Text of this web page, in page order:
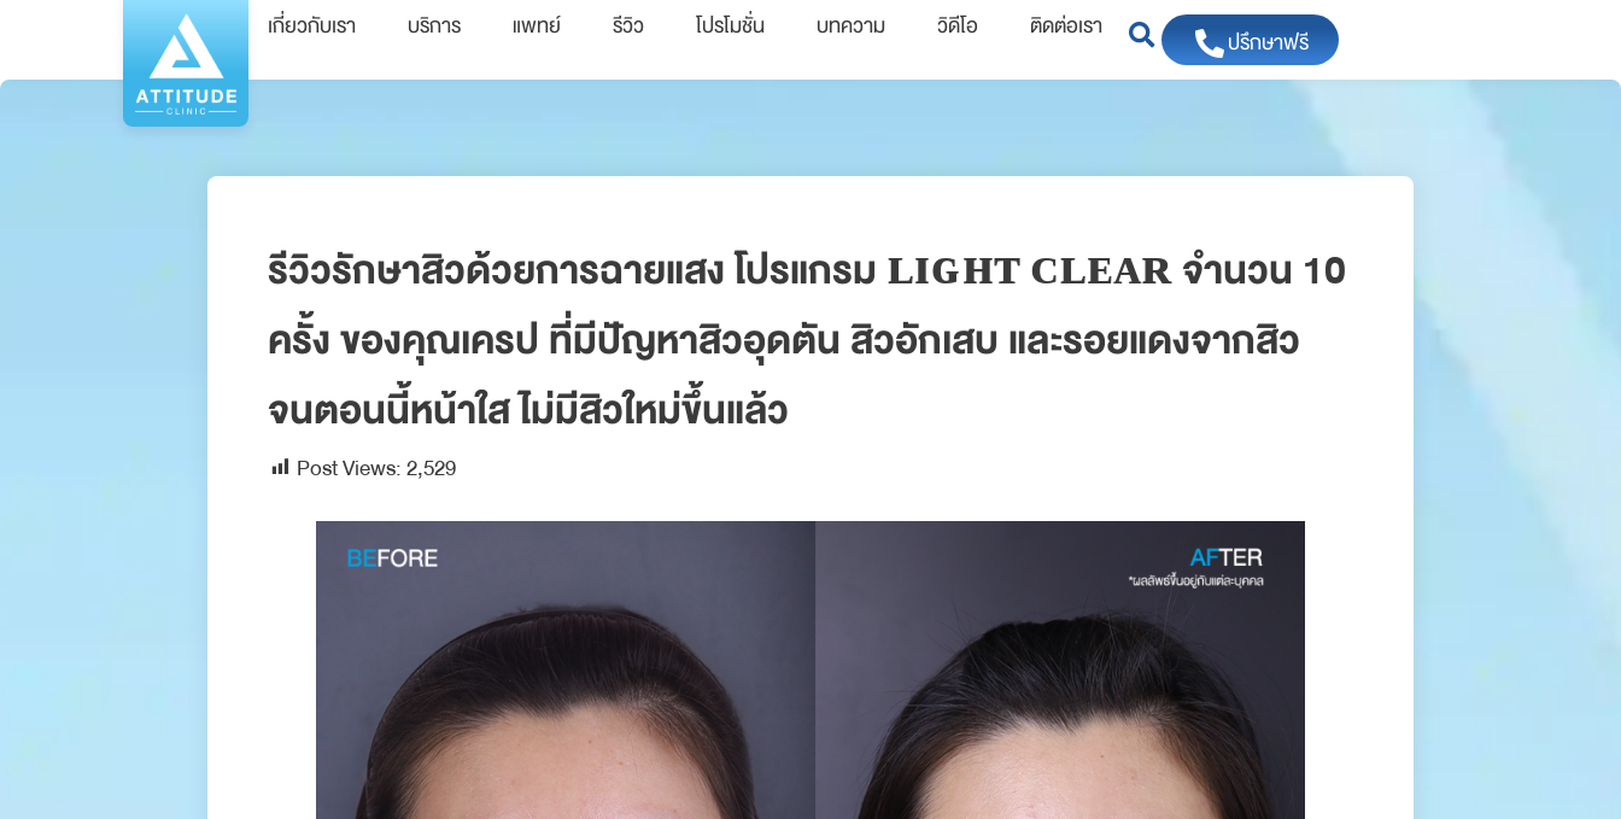
เกี่ยวกับเรา บริการ แพทย์ รีวิว โปรโมชั่น บทความ วิดีโอ ติดต่อเรา
ปรึกษาฟรี
รีวิวรักษาสิวด้วยการฉายแสง โปรแกรม ʟɪɢʜᴛ ᴄʟᴇᴀʀ จำนวน 10
ครั้ง ของคุณเครป ที่มีปัญหาสิวอุดตัน สิวอักเสบ และรอยแดงจากสิว
จนตอนนี้หน้าใส ไม่มีสิวใหม่ขึ้นแล้ว
Post Views:2,529